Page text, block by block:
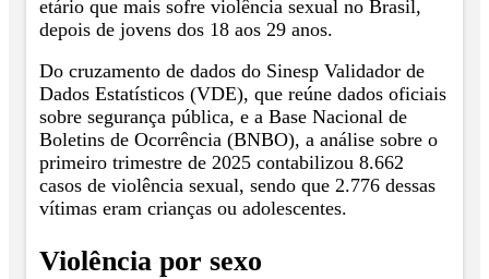
etário que mais sofre violência sexual no Brasil,
depois de jovens dos 18 aos 29 anos.
Do cruzamento de dados do Sinesp Validador de
Dados Estatísticos (VDE), que reúne dados oficiais
sobre segurança pública, e a Base Nacional de
Boletins de Ocorrência (BNBO), a análise sobre o
primeiro trimestre de 2025 contabilizou 8.662
casos de violência sexual, sendo que 2.776 dessas
vítimas eram crianças ou adolescentes.
Violência por sexo